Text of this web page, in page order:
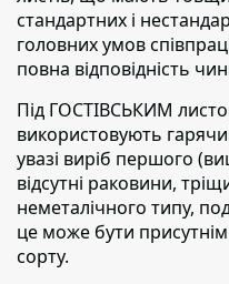
стандартних і
головних умов
повна відповідність
Під ГОСТІВСЬКИМ
використовують
увазі виріб першого
відсутні раковини,
неметалічного типу,
це може бути
сорту.